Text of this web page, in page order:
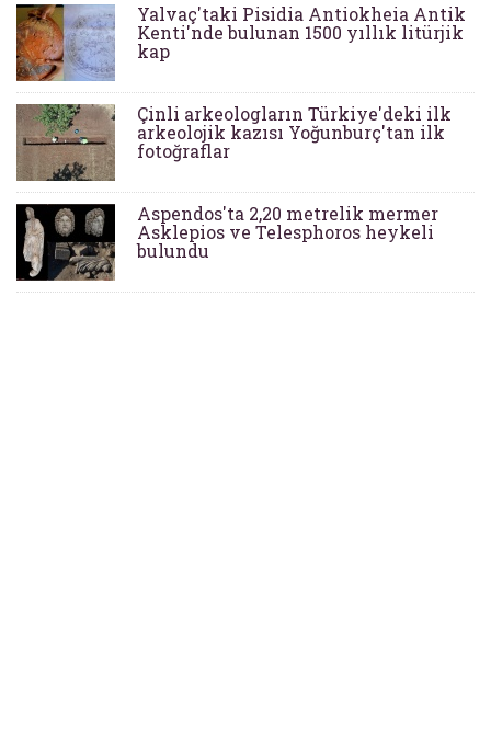
Yalvaç'taki Pisidia Antiokheia Antik
Kenti'nde bulunan 1500 yıllık litürjik
kap
Çinli arkeologların Türkiye'deki ilk
arkeolojik kazısı Yoğunburç'tan ilk
fotoğraflar
Aspendos'ta 2,20 metrelik mermer
Asklepios ve Telesphoros heykeli
bulundu